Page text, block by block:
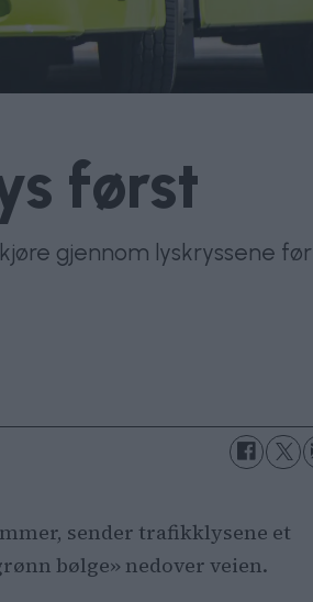
først
gjennom lyskryssene før
sender trafikklysene et
bølge» nedover veien.